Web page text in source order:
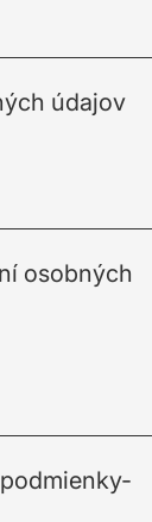
údajov
osobných